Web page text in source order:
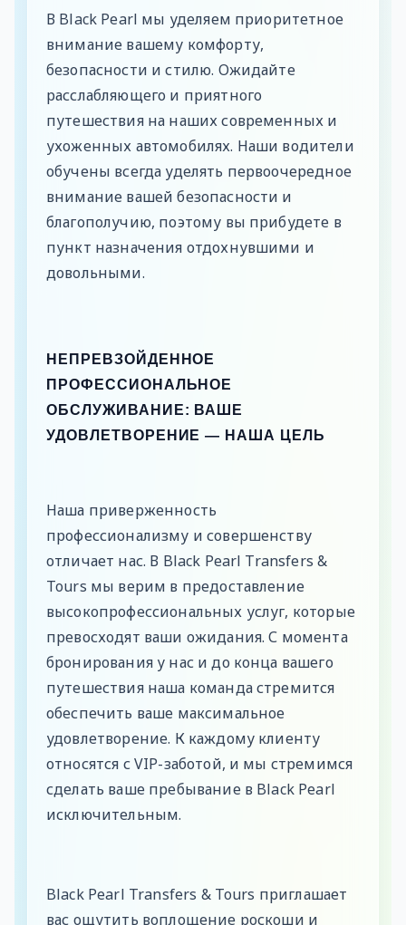
В Black Pearl мы уделяем приоритетное
внимание вашему комфорту,
безопасности и стилю. Ожидайте
расслабляющего и приятного
путешествия на наших современных и
ухоженных автомобилях. Наши водители
обучены всегда уделять первоочередное
внимание вашей безопасности и
благополучию, поэтому вы прибудете в
пункт назначения отдохнувшими и
довольными.
НЕПРЕВЗОЙДЕННОЕ
ПРОФЕССИОНАЛЬНОЕ
ОБСЛУЖИВАНИЕ: ВАШЕ
УДОВЛЕТВОРЕНИЕ — НАША ЦЕЛЬ
Наша приверженность
профессионализму и совершенству
отличает нас. В Black Pearl Transfers &
Tours мы верим в предоставление
высокопрофессиональных услуг, которые
превосходят ваши ожидания. С момента
бронирования у нас и до конца вашего
путешествия наша команда стремится
обеспечить ваше максимальное
удовлетворение. К каждому клиенту
относятся с VIP-заботой, и мы стремимся
сделать ваше пребывание в Black Pearl
исключительным.
Black Pearl Transfers & Tours приглашает
вас ощутить воплощение роскоши и